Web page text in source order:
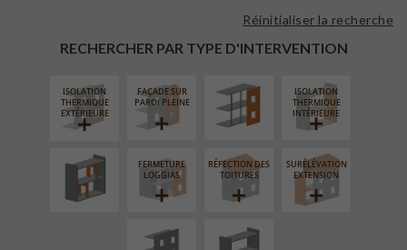
RECHERCHER PAR TYPE D'INTERVENTION
Réinitialiser la recherche
ISOLATION
THERMIQUE
EXTÉRIEURE
FAÇADE SUR
PAROI PLEINE
FAÇADE SUR
LINÉAIRE
ISOLATION
THERMIQUE
INTÉRIEURE
RÉAMÉNAGEMENT
INTÉRIEUR
FERMETURE
LOGGIAS
RÉFECTION DES
TOITURES
SURÉLÉVATION
EXTENSION
AMÉNAGEMENT
EXTÉRIEUR
PROCÉDÉ
PARTICULIER